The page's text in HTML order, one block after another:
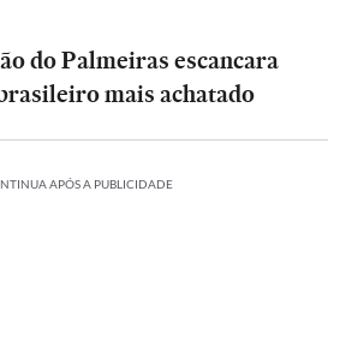
do Palmeiras escancara
mais achatado
APÓS A PUBLICIDADE